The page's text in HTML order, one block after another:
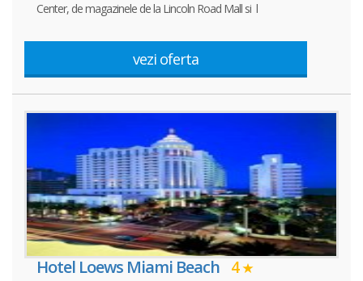
Center, de magazinele de la Lincoln Road Mall si l
vezi oferta
Hotel Loews Miami Beach 4